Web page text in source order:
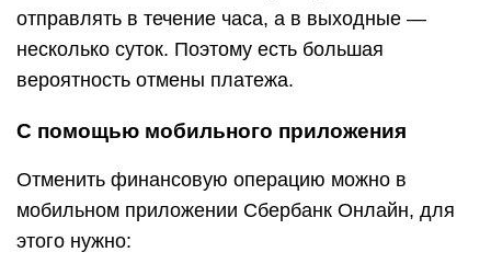
отправлять в течение часа, а в выходные —
несколько суток. Поэтому есть большая
вероятность отмены платежа.
С помощью мобильного приложения
Отменить финансовую операцию можно в
мобильном приложении Сбербанк Онлайн, для
этого нужно: